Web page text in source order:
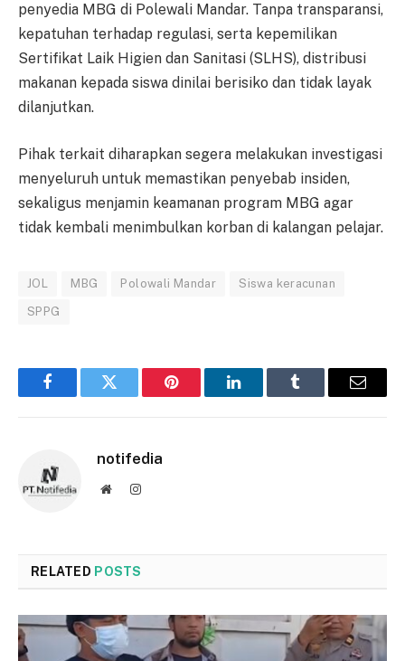
penyedia MBG di Polewali Mandar. Tanpa transparansi,
kepatuhan terhadap regulasi, serta kepemilikan
Sertifikat Laik Higien dan Sanitasi (SLHS), distribusi
makanan kepada siswa dinilai berisiko dan tidak layak
dilanjutkan.
Pihak terkait diharapkan segera melakukan investigasi
menyeluruh untuk memastikan penyebab insiden,
sekaligus menjamin keamanan program MBG agar
tidak kembali menimbulkan korban di kalangan pelajar.
JOL MBG Polowali Mandar Siswa keracunan
SPPG
FacebookTwitter Pinterest LinkedInTumblr Email
notifedia
WebsiteInstagram
RELATED POSTS